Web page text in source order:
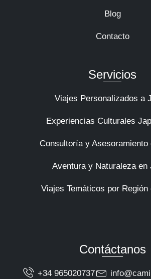
Blog
Contacto
Servicios
Viajes Personalizados a
Experiencias Culturales
Consultoría y Asesoramiento
Aventura y Naturaleza en
Viajes Temáticos por Región
Contáctanos
+34 965020737